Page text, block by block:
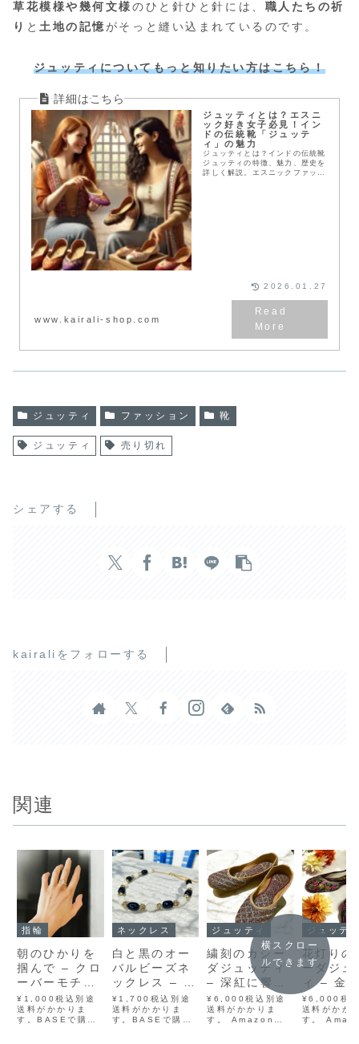
草花模様や幾何文様のひと針ひと針には、 職人たちの祈
り と土地の記憶がそっと縫い込まれているのです。
ジュッティについてもっと知りたい方はこちら！
ジュッティとは？エスニ
ック好き女子必見！イン
ドの伝統靴「ジュッテ
ィ」の魅力
ジュッティとは？インドの伝統靴
ジュッティの特徴、魅力、歴史を
詳しく解説。エスニックファッシ
www.kairali-shop.com
2026.01.27
ジュッティ ファッション 靴
ジュッティ 売り切れ
シェアする
kairaliをフォローする
関連
指輪
朝のひかりを
掴んで – クロ
ーバーモチー
フのリング
¥1,000税込別途
送料がかかりま
す。BASEで購入
ネックレス
白と黒のオー
バルビーズネ
ックレス – 光
を宿すモダン
エスニック
¥1,700税込別途
送料がかかりま
す。BASEで購入
ジュッティ
繍刻のカシー
ダジュッティ
– 深紅に響く
文様の記憶
¥6,000税込別途
送料がかかりま
す。 Amazonで
ジュッテ
花灯りの
ーダジュ
ィ – 金
ぶ七色の
¥6,000税
送料がかか
す。
横スクロー
ルできます